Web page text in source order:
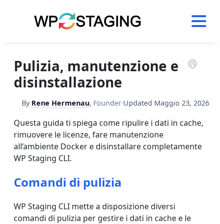
Pulizia, manutenzione e
disinstallazione
By Rene Hermenau, Founder·Updated Maggio 23, 2026
Questa guida ti spiega come ripulire i dati in cache,
rimuovere le licenze, fare manutenzione
all’ambiente Docker e disinstallare completamente
WP Staging CLI.
Comandi di pulizia
WP Staging CLI mette a disposizione diversi
comandi di pulizia per gestire i dati in cache e le